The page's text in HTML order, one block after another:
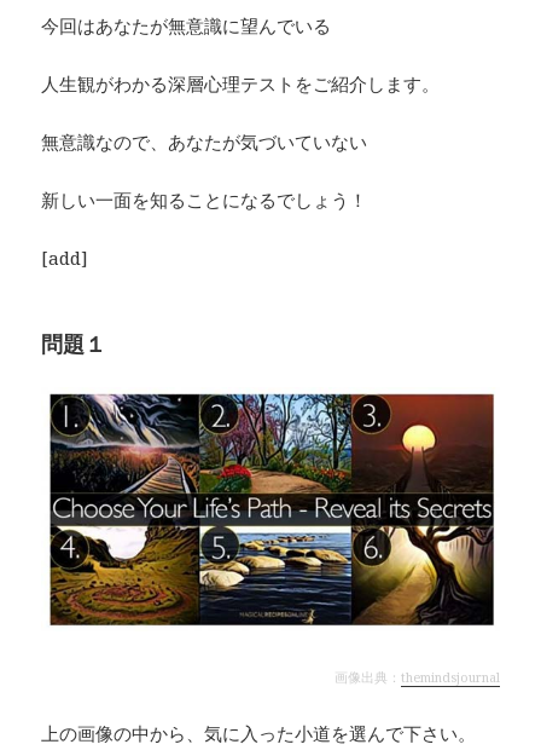
今回はあなたが無意識に望んでいる
人生観がわかる深層心理テストをご紹介します。
無意識なので、あなたが気づいていない
新しい一面を知ることになるでしょう！
[add]
問題１
画像出典： themindsjournal
上の画像の中から、気に入った小道を選んで下さい。